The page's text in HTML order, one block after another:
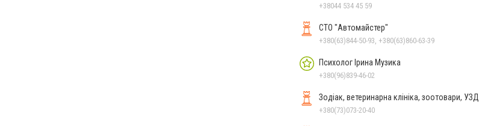
+38044 534 45 59
СТО "Автомайстер"
+380(63)844-50-93, +380(63)860-63-39
Психолог Ірина Музика
+380(96)839-46-02
Зодіак, ветеринарна клініка, зоотовари, УЗД
+380(73)073-20-40